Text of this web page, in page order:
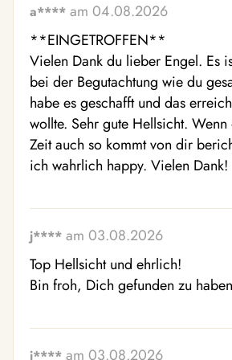
a**** am 04.08.2026
**EINGETROFFEN**
Vielen Dank du lieber Engel. Es
bei der Begutachtung wie du
habe es geschafft und das
wollte. Sehr gute Hellsicht.
Zeit auch so kommt von dir
ich wahrlich happy. Vielen Dank!
j**** am 03.08.2026
Top Hellsicht und ehrlich!
Bin froh, Dich gefunden zu
j**** am 03.08.2026